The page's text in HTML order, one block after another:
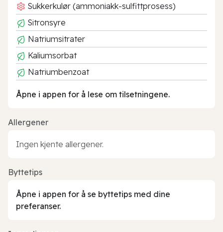
Sukkerkulør (ammoniakk-sulfittprosess)
Sitronsyre
Natriumsitrater
Kaliumsorbat
Natriumbenzoat
Åpne i appen for å lese om tilsetningene.
Allergener
Ingen kjente allergener.
Byttetips
Åpne i appen for å se byttetips med dine
preferanser.